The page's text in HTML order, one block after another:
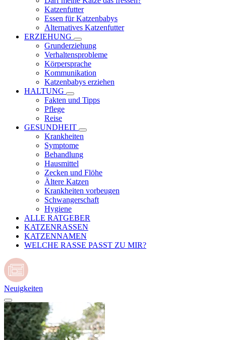
Katzenfutter
Essen für Katzenbabys
Alternatives Katzenfutter
ERZIEHUNG
Grunderziehung
Verhaltensprobleme
Körpersprache
Kommunikation
Katzenbabys erziehen
HALTUNG
Fakten und Tipps
Pflege
Reise
GESUNDHEIT
Krankheiten
Symptome
Behandlung
Hausmittel
Zecken und Flöhe
Ältere Katzen
Krankheiten vorbeugen
Schwangerschaft
Hygiene
ALLE RATGEBER
KATZENRASSEN
KATZENNAMEN
WELCHE RASSE PASST ZU MIR?
Neuigkeiten